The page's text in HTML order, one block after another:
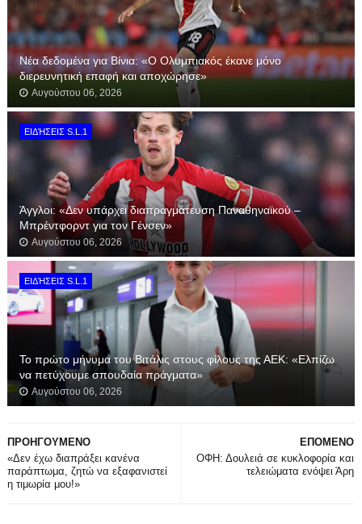
Νέα δεδομένα για Βίνια: «Ο Ολυμπιακός έκανε μόνο
διερευνητική επαφή και αποχώρησε»
Αυγούστου 06, 2026
ΕΙΔΉΣΕΙΣ S.L.1
Άγγλοι: «Δεν υπάρχει διαπραγμάτευση Παναθηναϊκού –
Μπρέντφορντ για τον Γένσεν»
Αυγούστου 06, 2026
ΕΙΔΉΣΕΙΣ S.L.1
Το πρώτο μήνυμα του Βιτάλις στους φίλους της ΑΕΚ: «Ελπίζω
να πετύχουμε σπουδαία πράγματα»
Αυγούστου 06, 2026
ΕΠΟΜΕΝΟ
ΟΦΗ: Δουλειά σε κυκλοφορία και
τελειώματα ενόψει Άρη
ΠΡΟΗΓΟΥΜΕΝΟ
«Δεν έχω διαπράξει κανένα
παράπτωμα, ζητώ να εξαφανιστεί
η τιμωρία μου!»